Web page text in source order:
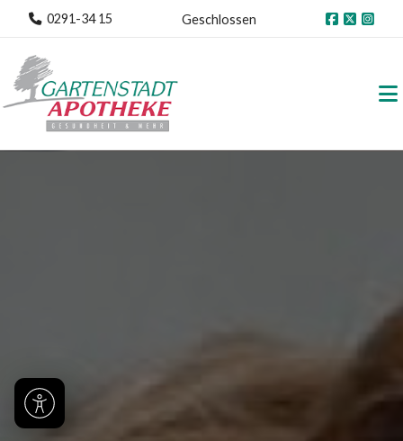
0291-34 15 Geschlossen